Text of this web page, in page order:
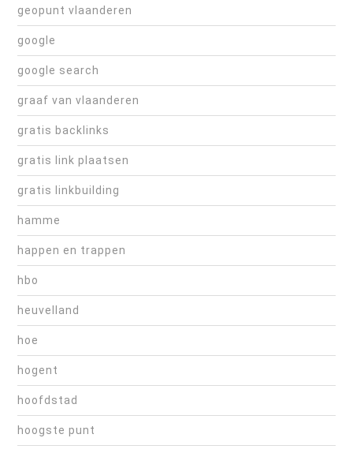
geopunt vlaanderen
google
google search
graaf van vlaanderen
gratis backlinks
gratis link plaatsen
gratis linkbuilding
hamme
happen en trappen
hbo
heuvelland
hoe
hogent
hoofdstad
hoogste punt